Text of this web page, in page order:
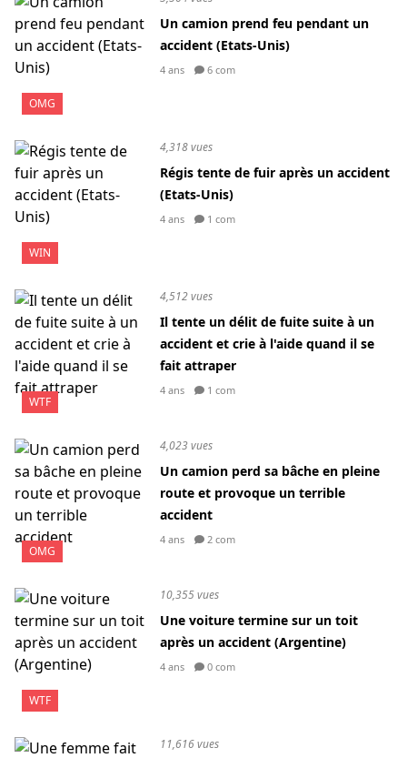
OMG
Un camion prend feu pendant un
accident (Etats-Unis)
4 ans 6 com
WIN
4,318 vues
Régis tente de fuir après un accident
(Etats-Unis)
4 ans 1 com
WTF
4,512 vues
Il tente un délit de fuite suite à un
accident et crie à l'aide quand il se
fait attraper
4 ans 1 com
OMG
4,023 vues
Un camion perd sa bâche en pleine
route et provoque un terrible
accident
4 ans 2 com
WTF
10,355 vues
Une voiture termine sur un toit
après un accident (Argentine)
4 ans 0 com
11,616 vues